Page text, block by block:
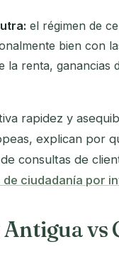
el régimen de
bien con
renta, ganancias
rapidez y
explican por
consultas de
ciudadanía por
vs